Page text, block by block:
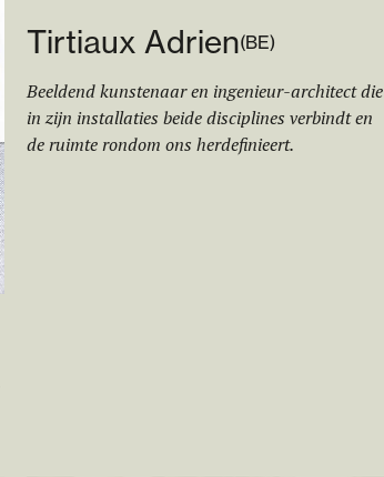
Tirtiaux Adrien(BE)
Beeldend kunstenaar en ingenieur-architect die
in zijn installaties beide disciplines verbindt en
de ruimte rondom ons herdefinieert.